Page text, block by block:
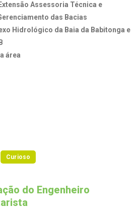
Assessoria Técnica e
das Bacias
Hidrológico da Baia da Babitonga e
área
Curioso
do Engenheiro